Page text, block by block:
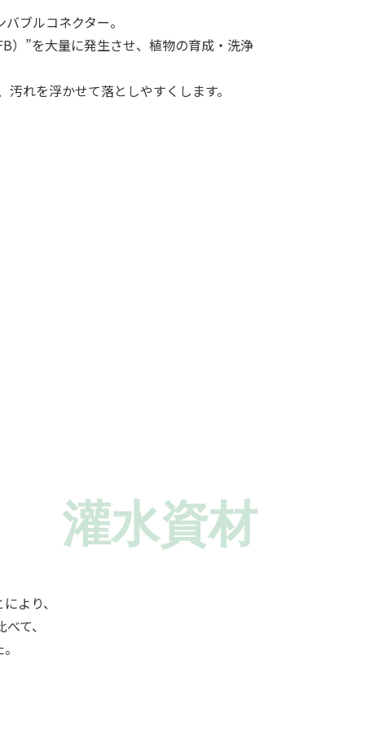
ブルコネクター。
）”を大量に発生させ、植物の育成・洗浄
れを浮かせて落としやすくします。
灌水資材
より、
て、